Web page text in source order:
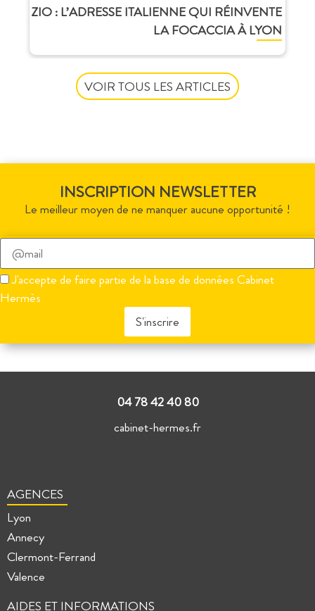
ZIO : L’ADRESSE ITALIENNE QUI RÉINVENTE
LA FOCACCIA À LYON
VOIR TOUS LES ARTICLES
INSCRIPTION NEWSLETTER
Le meilleur moyen de ne manquer aucune opportunité !
Veuillez
laisser
ce
champ
J'accepte de faire partie de la base de données Cabinet
Hermès
ce
04 78 42 40 80
cabinet-hermes.fr
AGENCES
Lyon
Annecy
Clermont-Ferrand
Valence
AIDES ET INFORMATIONS